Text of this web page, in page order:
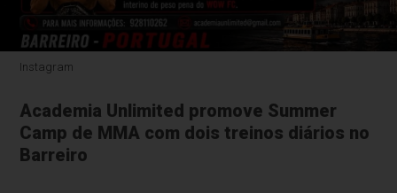
Instagram
Academia Unlimited promove Summer
Camp de MMA com dois treinos diários no
Barreiro